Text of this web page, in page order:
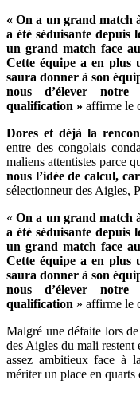
«On a un grand match
a été séduisante depuis
un grand match face
Cette équipe a en plus
saura donner à son
nous d’élever
qualification » affirme le
Dores et déjà la
entre des congolais
maliens attentistes parce
nous l’idée de calcul,
sélectionneur des Aigles,
«On a un grand match
a été séduisante depuis
un grand match face
Cette équipe a en plus
saura donner à son
nous d’élever
qualification » affirme le
Malgré une défaite lors
des Aigles du mali restent
assez ambitieux face à
mériter un place en quarts